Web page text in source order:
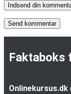
Indsend din
Faktaboks
Onlinekursus.dk